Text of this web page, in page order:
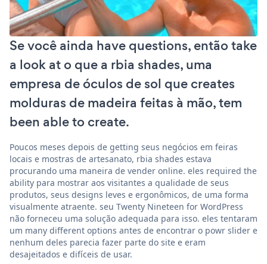
Se você ainda have questions, então take
a look at o que a rbia shades, uma
empresa de óculos de sol que creates
molduras de madeira feitas à mão, tem
been able to create.
Poucos meses depois de getting seus negócios em feiras
locais e mostras de artesanato, rbia shades estava
procurando uma maneira de vender online. eles required the
ability para mostrar aos visitantes a qualidade de seus
produtos, seus designs leves e ergonômicos, de uma forma
visualmente atraente. seu Twenty Nineteen for WordPress
não forneceu uma solução adequada para isso. eles tentaram
um many different options antes de encontrar o powr slider e
nenhum deles parecia fazer parte do site e eram
desajeitados e difíceis de usar.